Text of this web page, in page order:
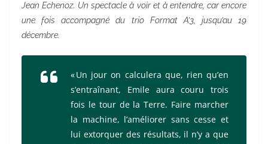
Jean Echenoz. Un spectacle à voir et à entendre, car encore
une fois accompagné du trio Format A’3, jusqu’au 19
décembre.
« Un jour on calculera que, rien qu’en
s’entraînant, Emile aura couru trois
fois le tour de la Terre. Faire marcher
la machine, l’améliorer sans cesse et
lui extorquer des résultats, il n’y a que